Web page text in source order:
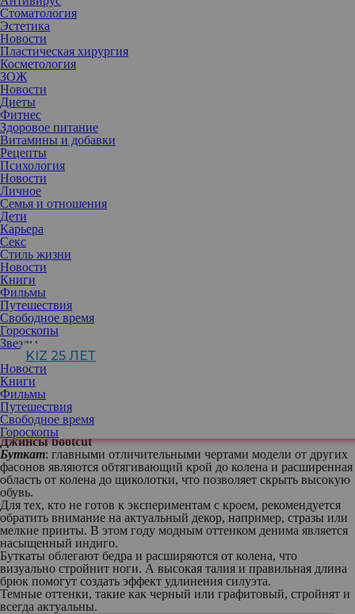
Стоматология
Эстетика
Новости
Пластическая хирургия
Косметология
ЗОЖ
Новости
Диеты
Фитнес
Здоровое питание
Витамины и добавки
Рецепты
Психология
Новости
Личное
Семья и отношения
Дети
Карьера
Секс
Стиль жизни
Новости
Книги
Фильмы
Путешествия
Свободное время
Гороскопы
Звезды
KIZ 25 ЛЕТ
Новости
Книги
Фильмы
Путешествия
Свободное время
Гороскопы
Осень — это время, когда наш гардероб превращается в уютное
укрытие, и джинсы становятся одной из главных составляющих
любого образа.
В 2024 году мы вновь видим трансформацию этого элемента
гардероба. Джинсы остаются вне времени и очень устойчивы к
трендам. Некоторые фасоны, такие как оверсайз и буткат,
остаются популярными. Они создают непринужденный образ и
легко сочетаются с различными элементами гардероба.
Брюки-карго и мешковатые джинсы с низкой посадкой были
популярны в прошлом году и продолжают оставаться
актуальными.
Существуют уникальные отделки, такие как коричневый деним
и смелые анималистические принты, помимо стандартных
синих. Леопардовые джинсы стали особенно популярны в
последние месяцы.
Джинсы bootcut
Буткат: главными отличительными чертами модели от других
фасонов являются обтягивающий крой до колена и расширенная
область от колена до щиколотки, что позволяет скрыть высокую
обувь.
Для тех, кто не готов к экспериментам с кроем, рекомендуется
обратить внимание на актуальный декор, например, стразы или
мелкие принты. В этом году модным оттенком денима является
насыщенный индиго.
Буткаты облегают бедра и расширяются от колена, что
визуально стройнит ноги. А высокая талия и правильная длина
брюк помогут создать эффект удлинения силуэта.
Темные оттенки, такие как черный или графитовый, стройнят и
всегда актуальны.